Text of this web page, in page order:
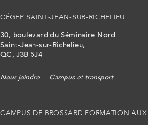
CÉGEP SAINT-JEAN-SUR-RICHELIEU
30, boulevard du Séminaire Nord
Saint-Jean-sur-Richelieu,
QC, J3B 5J4
Nous joindre Campus et transport
CAMPUS DE BROSSARD FORMATION AUX